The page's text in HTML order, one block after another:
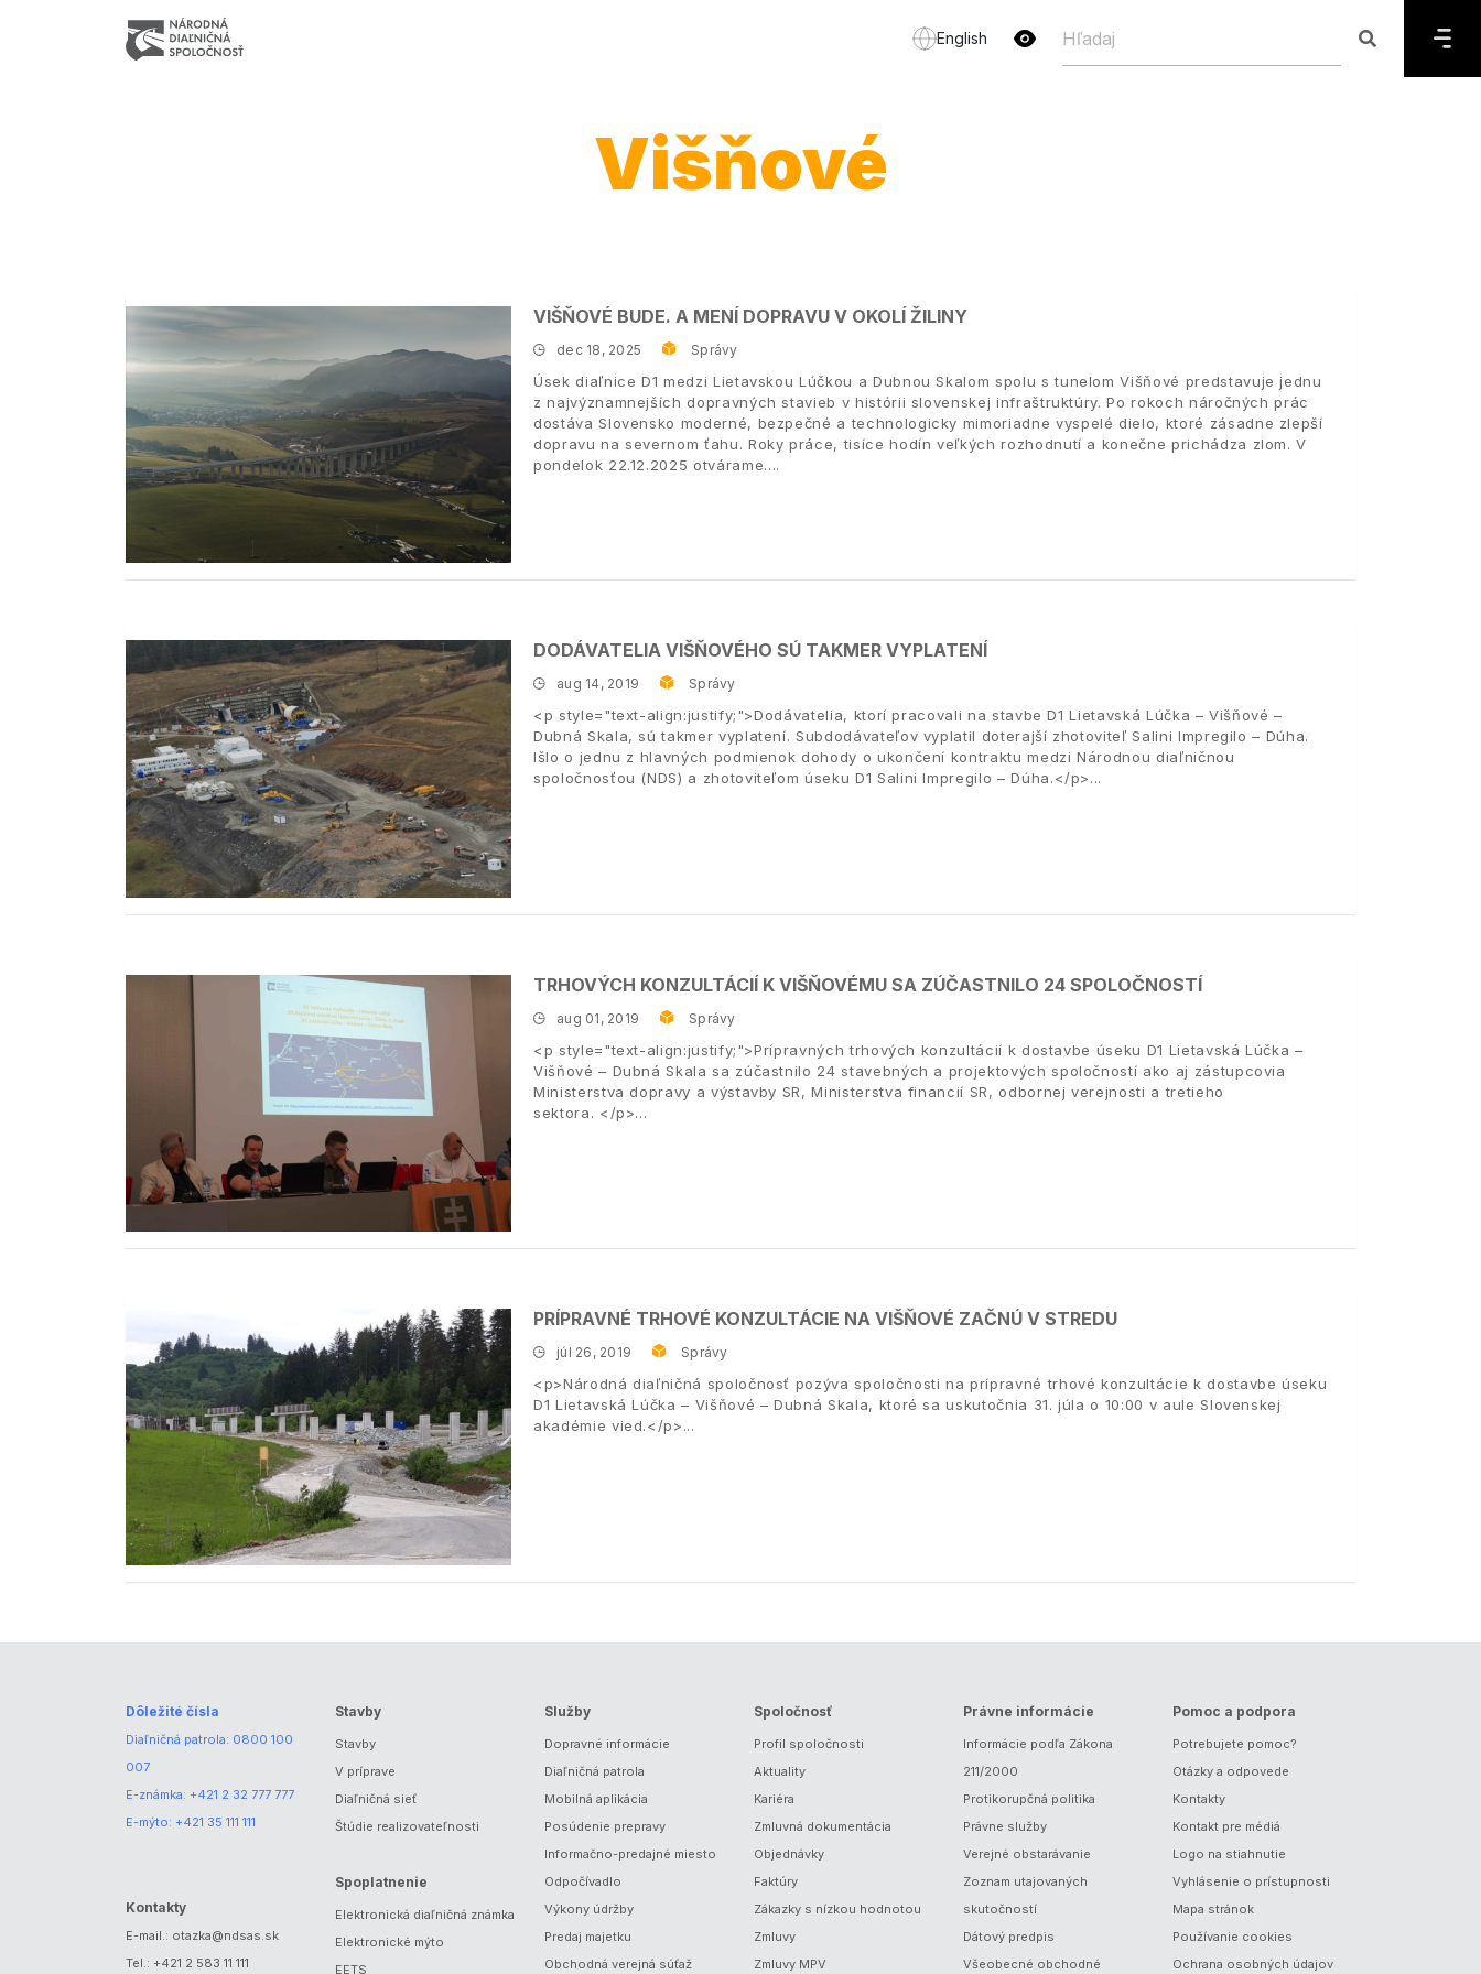
English
Višňové
VIŠŇOVÉ BUDE. A MENÍ DOPRAVU V OKOLÍ ŽILINY
dec 18, 2025 Správy
Úsek diaľnice D1 medzi Lietavskou Lúčkou a Dubnou Skalom spolu s tunelom Višňové predstavuje jednu
z najvýznamnejších dopravných stavieb v histórii slovenskej infraštruktúry. Po rokoch náročných prác
dostáva Slovensko moderné, bezpečné a technologicky mimoriadne vyspelé dielo, ktoré zásadne zlepší
dopravu na severnom ťahu. Roky práce, tisíce hodín veľkých rozhodnutí a konečne prichádza zlom. V
pondelok 22.12.2025 otvárame.
DODÁVATELIA VIŠŇOVÉHO SÚ TAKMER VYPLATENÍ
aug 14, 2019 Správy
<p style="text-align:justify;">Dodávatelia, ktorí pracovali na stavbe D1 Lietavská Lúčka – Višňové –
Dubná Skala, sú takmer vyplatení. Subdodávateľov vyplatil doterajší zhotoviteľ Salini Impregilo – Dúha.
Išlo o jednu z hlavných podmienok dohody o ukončení kontraktu medzi Národnou diaľničnou
spoločnosťou (NDS) a zhotoviteľom úseku D1 Salini Impregilo – Dúha.</p>
TRHOVÝCH KONZULTÁCIÍ K VIŠŇOVÉMU SA ZÚČASTNILO 24 SPOLOČNOSTÍ
aug 01, 2019 Správy
<p style="text-align:justify;">Prípravných trhových konzultácií k dostavbe úseku D1 Lietavská Lúčka –
Višňové – Dubná Skala sa zúčastnilo 24 stavebných a projektových spoločností ako aj zástupcovia
Ministerstva dopravy a výstavby SR, Ministerstva financií SR, odbornej verejnosti a tretieho
sektora. </p>
PRÍPRAVNÉ TRHOVÉ KONZULTÁCIE NA VIŠŇOVÉ ZAČNÚ V STREDU
júl 26, 2019 Správy
<p>Národná diaľničná spoločnosť pozýva spoločnosti na prípravné trhové konzultácie k dostavbe úseku
D1 Lietavská Lúčka – Višňové – Dubná Skala, ktoré sa uskutočnia 31. júla o 10:00 v aule Slovenskej
akadémie vied.</p>
Dôležité čísla
Diaľničná patrola: 0800 100
007
E-známka: +421 2 32 777 777
E-mýto: +421 35 111 111
Kontakty
E-mail.: otazka@ndsas.sk
Tel.: +421 2 583 11 111
Stavby
Stavby
V príprave
Diaľničná sieť
Štúdie realizovateľnosti
Spoplatnenie
Elektronická diaľničná známka
Elektronické mýto
EETS
Služby
Dopravné informácie
Diaľničná patrola
Mobilná aplikácia
Posúdenie prepravy
Informačno-predajné miesto
Odpočívadlo
Výkony údržby
Predaj majetku
Obchodná verejná súťaž
Spoločnosť
Profil spoločnosti
Aktuality
Kariéra
Zmluvná dokumentácia
Objednávky
Faktúry
Zákazky s nízkou hodnotou
Zmluvy
Zmluvy MPV
Právne informácie
Informácie podľa Zákona
211/2000
Protikorupčná politika
Právne služby
Verejné obstarávanie
Zoznam utajovaných
skutočností
Dátový predpis
Všeobecné obchodné
Pomoc a podpora
Potrebujete pomoc?
Otázky a odpovede
Kontakty
Kontakt pre médiá
Logo na stiahnutie
Vyhlásenie o prístupnosti
Mapa stránok
Používanie cookies
Ochrana osobných údajov